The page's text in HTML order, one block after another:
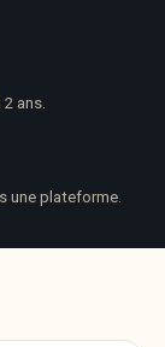
ans.
une plateforme.